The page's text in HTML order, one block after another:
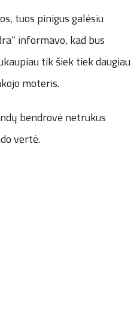
tuos pinigus galėsiu
informavo, kad bus
tik šiek tiek daugiau
moteris.
bendrovė netrukus
vertė.